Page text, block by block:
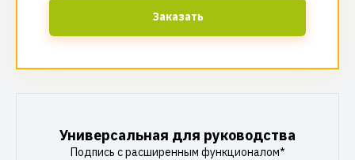
Заказать
Универсальная для руководства
Подпись с расширенным функционалом*